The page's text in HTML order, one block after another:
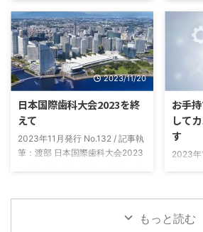
もひとえに皆々様のご支援の賜物
と感謝いたしております 本年も
なお一層の誠意をもって社員一同
業務に邁進いたしますので 変わ
らぬご指導のほどよろしくお願い
申し上げます 令和六年 元旦 株式
会社スリービー・ラボラトリーズ
代表取締役 伊藤 健 ニュースレ
ター Vol.134-2024.01月号
品され
たのが
綴物と
ら最短
にな
種類 当
ヤマト
予定表
リア用
用」の
2023/11/20
日本国際歯科大会2023を終
えて
2023年11月発行 No.132 / 記事執
筆：渡部 日本国際歯科大会2023
させていただきます。ここ数年は
お手
して
す
2023年
晩の冷
で体調
くださ
もっと読む